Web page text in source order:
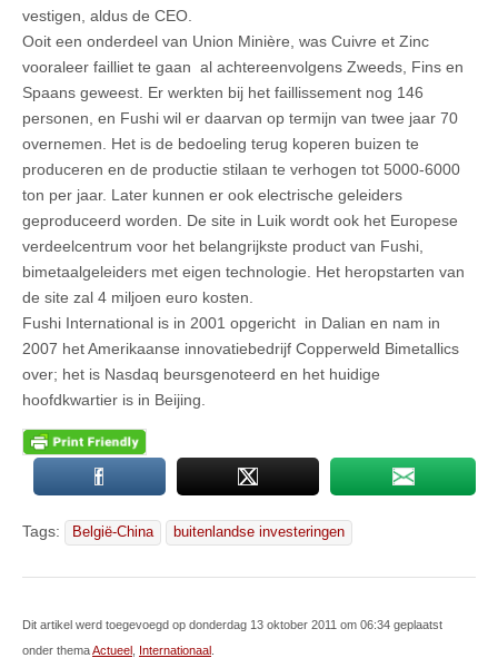
vestigen, aldus de CEO.
Ooit een onderdeel van Union Minière, was Cuivre et Zinc
vooraleer failliet te gaan al achtereenvolgens Zweeds, Fins en
Spaans geweest. Er werkten bij het faillissement nog 146
personen, en Fushi wil er daarvan op termijn van twee jaar 70
overnemen. Het is de bedoeling terug koperen buizen te
produceren en de productie stilaan te verhogen tot 5000-6000
ton per jaar. Later kunnen er ook electrische geleiders
geproduceerd worden. De site in Luik wordt ook het Europese
verdeelcentrum voor het belangrijkste product van Fushi,
bimetaalgeleiders met eigen technologie. Het heropstarten van
de site zal 4 miljoen euro kosten.
Fushi International is in 2001 opgericht in Dalian en nam in
2007 het Amerikaanse innovatiebedrijf Copperweld Bimetallics
over; het is Nasdaq beursgenoteerd en het huidige
hoofdkwartier is in Beijing.
Tags: België-China buitenlandse investeringen
Dit artikel werd toegevoegd op donderdag 13 oktober 2011 om 06:34 geplaatst
onder themaActueel Internationaal